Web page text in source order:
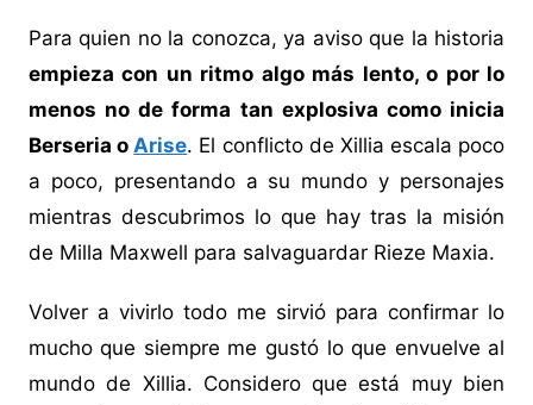
Para quien no la conozca, ya aviso que la historia
empieza con un ritmo algo más lento, o por lo
menos no de forma tan explosiva como inicia
Berseria oArise. El conflicto de Xillia escala poco
a poco, presentando a su mundo y personajes
mientras descubrimos lo que hay tras la misión
de Milla Maxwell para salvaguardar Rieze Maxia.
Volver a vivirlo todo me sirvió para confirmar lo
mucho que siempre me gustó lo que envuelve al
mundo de Xillia. Considero que está muy bien